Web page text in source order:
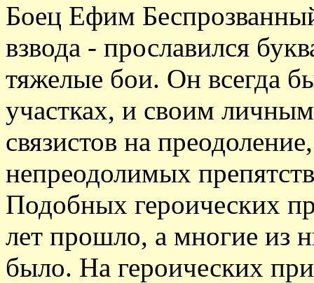
Боец Ефим
взвода - прославился
тяжелые бои. Он всегда
участках, и своим
связистов на
непреодолимых
Подобных героических
лет прошло, а многие из
было. На героических